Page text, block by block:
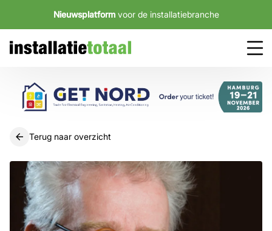
Nieuwsplatform voor de installatiebranche
Terug naar overzicht